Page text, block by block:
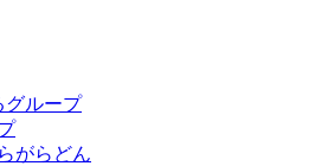
グループ
がらどん